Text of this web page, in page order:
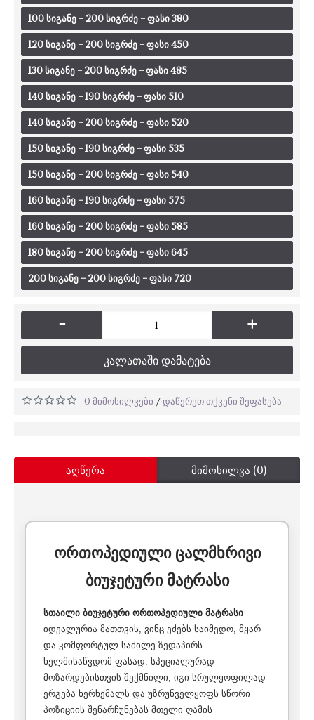
100 სიგანე – 200 სიგრძე – ფასი 380
120 სიგანე – 200 სიგრძე – ფასი 450
130 სიგანე – 200 სიგრძე – ფასი 485
140 სიგანე – 190 სიგრძე – ფასი 510
140 სიგანე – 200 სიგრძე – ფასი 520
150 სიგანე – 190 სიგრძე – ფასი 535
150 სიგანე – 200 სიგრძე – ფასი 540
160 სიგანე – 190 სიგრძე – ფასი 575
160 სიგანე – 200 სიგრძე – ფასი 585
180 სიგანე – 200 სიგრძე – ფასი 645
200 სიგანე – 200 სიგრძე – ფასი 720
- +
ᲙᲐᲚᲐᲗᲐᲨᲘ ᲓᲐᲛᲐᲢᲔᲑᲐ
0 მიმოხილვები /დაწერეთ თქვენი შეფასება
აღწერა მიმოხილვა (0)
ორთოპედიული ცალმხრივი
ბიუჯეტური მატრასი
სთაილი ბიუჯეტური ორთოპედიული მატრასი
იდეალურია მათთვის, ვინც ეძებს საიმედო, მყარ
და კომფორტულ საძილე ზედაპირს
ხელმისაწვდომ ფასად. სპეციალურად
მოზარდებისთვის შექმნილი, იგი სრულყოფილად
ერგება ხერხემალს და უზრუნველყოფს სწორი
პოზიციის შენარჩუნებას მთელი ღამის